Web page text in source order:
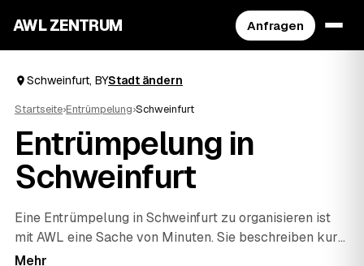
AWL ZENTRUM Anfragen
Schweinfurt, BYStadt ändern
Startseite›Entrümpelung›Schweinfurt
Entrümpelung in
Schweinfurt
Eine Entrümpelung in Schweinfurt zu organisieren ist
mit AWL eine Sache von Minuten. Sie beschreiben kurz,
was raus soll – ob vollgestellter Keller, Dachboden,